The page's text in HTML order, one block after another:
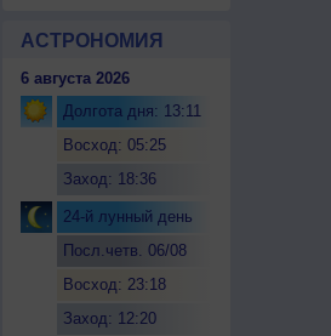
АСТРОНОМИЯ
6 августа 2026
Долгота дня: 13:11
Восход: 05:25
Заход: 18:36
24-й лунный день
Посл.четв. 06/08
Восход: 23:18
Заход: 12:20